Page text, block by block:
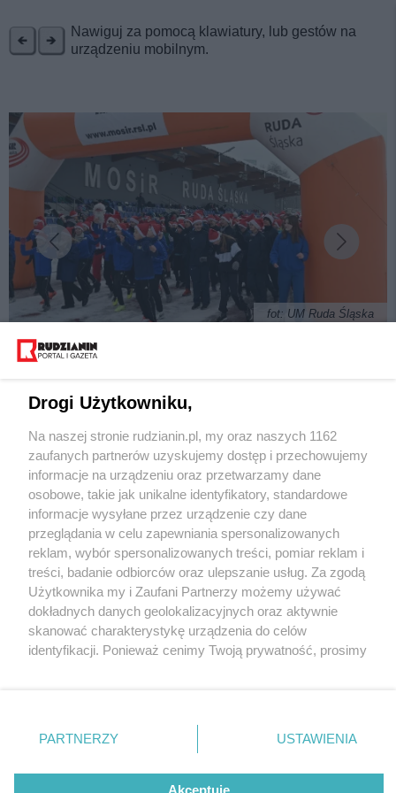
Nawiguj za pomocą klawiatury, lub gestów na
urządzeniu mobilnym.
fot: UM Ruda Śląska
charytatywny w Rudzie Śląskiej
1 / 2
Bieg mikolajow ruda slaska
Wydawca mediów
Nie zapomnij
zapoznać się z:
polityką prywatności regulamin korzystania z portali
Twojemiasto
Piekary Śląskie
Chorzów
Tarnowskie Góry
Gliwice
Skontakuj sięz nami
Kontakt
Wydawca
Redakcja
Drogi Użytkowniku,
Na naszej stronie rudzianin.pl, my oraz naszych 1162
zaufanych partnerów uzyskujemy dostęp i przechowujemy
informacje na urządzeniu oraz przetwarzamy dane
osobowe, takie jak unikalne identyfikatory, standardowe
informacje wysyłane przez urządzenie czy dane
przeglądania w celu zapewniania spersonalizowanych
reklam, wybór spersonalizowanych treści, pomiar reklam i
treści, badanie odbiorców oraz ulepszanie usług. Za zgodą
Użytkownika my i Zaufani Partnerzy możemy używać
dokładnych danych geolokalizacyjnych oraz aktywnie
skanować charakterystykę urządzenia do celów
identyfikacji. Ponieważ cenimy Twoją prywatność, prosimy
prywatności znajdujący się w lewym dolnym rogu strony
. Niektóre rodzaje przetwarzania danych nie wymagają
zgody użytkownika, ale masz prawo sprzeciwić się
takiemu przetwarzaniu. Preferencje będą miały
PARTNERZY USTAWIENIA
Akceptuję